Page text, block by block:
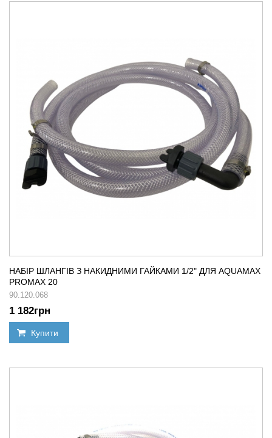
НАБІР ШЛАНГІВ З НАКИДНИМИ ГАЙКАМИ 1/2" ДЛЯ AQUAMAX
PROMAX 20
90.120.068
1 182грн
Купити